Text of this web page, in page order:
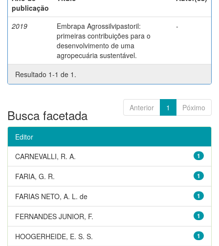
publicação
2019
Embrapa Agrossilvipastoril:
primeiras contribuições para o
desenvolvimento de uma
agropecuária sustentável.
-
Resultado 1-1 de 1.
Anterior 1 Póximo
Busca facetada
Editor
1
CARNEVALLI, R. A.
1
FARIA, G. R.
1
FARIAS NETO, A. L. de
1
FERNANDES JUNIOR, F.
1
HOOGERHEIDE, E. S. S.